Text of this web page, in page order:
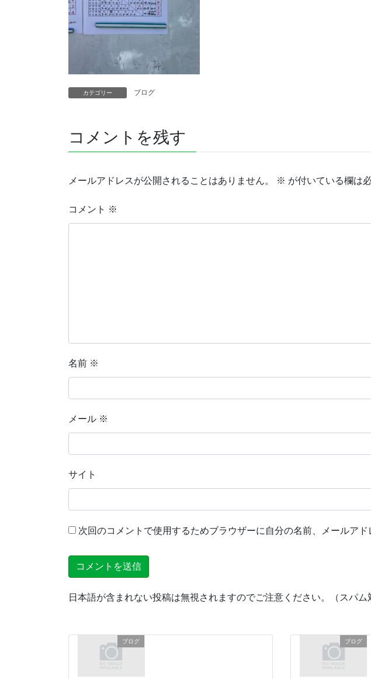
カテゴリー ブログ
コメントを残す
メールアドレスが公開されることはありません。 ※ が付いている欄は
コメント ※
名前 ※
メール ※
サイト
次回のコメントで使用するためブラウザーに自分の名前、メールアド
日本語が含まれない投稿は無視されますのでご注意ください。（スパム
ブログ ブログ